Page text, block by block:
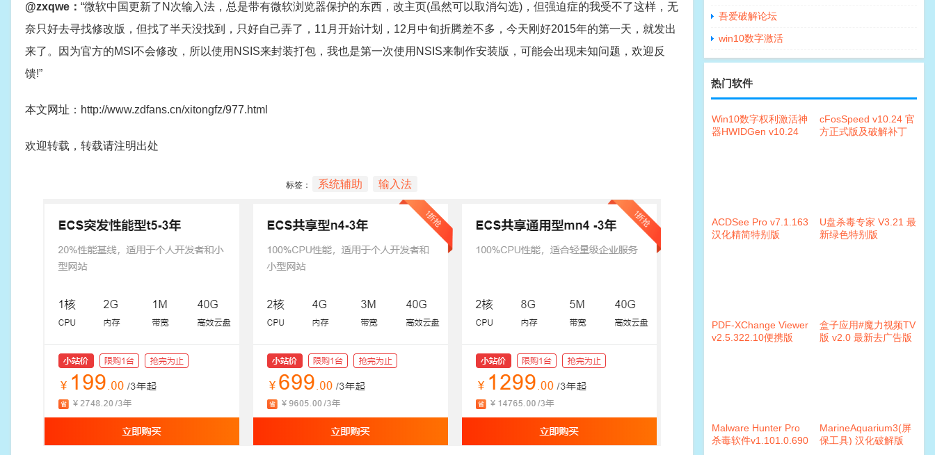
@zxqwe： “微软中国更新了N次输入法，总是带有微软浏览器保护的东西，改主页(虽然可以取消勾选)，但强迫症的我受不了这样，无
奈只好去寻找修改版，但找了半天没找到，只好自己弄了，11月开始计划，12月中旬折腾差不多，今天刚好2015年的第一天，就发出
来了。因为官方的MSI不会修改，所以使用NSIS来封装打包，我也是第一次使用NSIS来制作安装版，可能会出现未知问题，欢迎反
馈!”
本文网址：http://www.zdfans.cn/xitongfz/977.html
欢迎转载，转载请注明出处
标签： 系统辅助 输入法
吾爱破解论坛
win10数字激活
热门软件
Win10数字权利激活神
器HWIDGen v10.24
cFosSpeed v10.24 官
方正式版及破解补丁
ACDSee Pro v7.1.163
汉化精简特别版
U盘杀毒专家 V3.21 最
新绿色特别版
PDF-XChange Viewer
v2.5.322.10便携版
盒子应用#魔力视频TV
版 v2.0 最新去广告版
Malware Hunter Pro
杀毒软件v1.101.0.690
MarineAquarium3(屏
保工具) 汉化破解版